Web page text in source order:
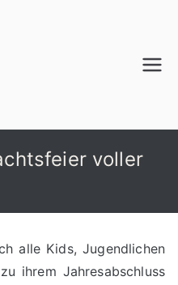
voller
alle Kids, Jugendlichen
ihrem Jahresabschluss